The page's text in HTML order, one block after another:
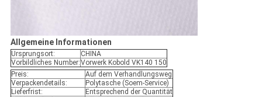
Allgemeine Informationen
Ursprungsort:
CHINA
Vorbildliches Number:Vorwerk Kobold VK140 150
Preis:
Auf dem Verhandlungsweg
Verpackendetails:
Polytasche (Soem-Service)
Lieferfrist:
Entsprechend der Quantität